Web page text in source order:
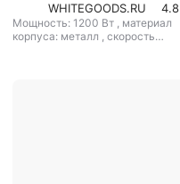
WHITEGOODS.RU
4.8
Мощность: 1200 Вт , материал
корпуса: металл , скорость